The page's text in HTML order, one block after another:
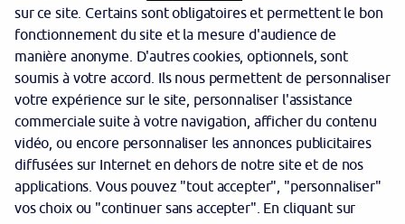
Nous contacter
Politique cookies
Protection des données personnelles
Garantie des dépôts
Sécurité
sur ce site. Certains sont obligatoires et permettent le bon
fonctionnement du site et la mesure d'audience de
manière anonyme. D'autres cookies, optionnels, sont
soumis à votre accord. Ils nous permettent de personnaliser
votre expérience sur le site, personnaliser l'assistance
commerciale suite à votre navigation, afficher du contenu
vidéo, ou encore personnaliser les annonces publicitaires
diffusées sur Internet en dehors de notre site et de nos
applications. Vous pouvez "tout accepter", "personnaliser"
vos choix ou "continuer sans accepter". En cliquant sur